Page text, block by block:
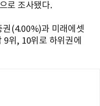
로 조사됐다.
권(4.00%)과 미래에셋
위, 10위로 하위권에